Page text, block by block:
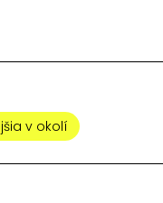
v okolí